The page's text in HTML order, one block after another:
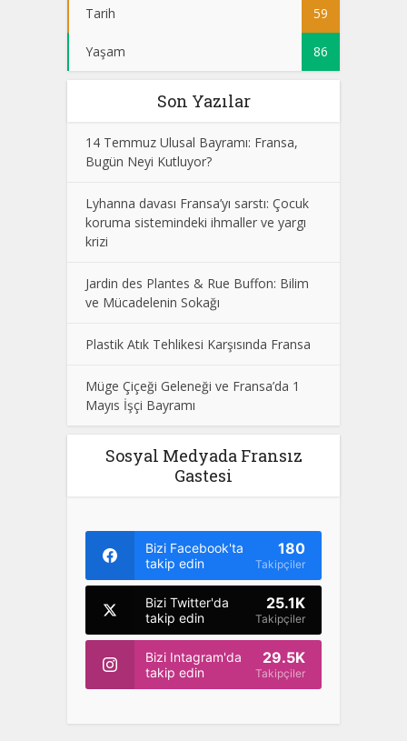
Tarih 59
Yaşam 86
Son Yazılar
14 Temmuz Ulusal Bayramı: Fransa,
Bugün Neyi Kutluyor?
Lyhanna davası Fransa’yı sarstı: Çocuk
koruma sistemindeki ihmaller ve yargı
krizi
Jardin des Plantes & Rue Buffon: Bilim
ve Mücadelenin Sokağı
Plastik Atık Tehlikesi Karşısında Fransa
Müge Çiçeği Geleneği ve Fransa’da 1
Mayıs İşçi Bayramı
Sosyal Medyada Fransız
Gastesi
Bizi Facebook'ta
takip edin
180
Takipçiler
Bizi Twitter'da
takip edin
25.1K
Takipçiler
Bizi Intagram'da
takip edin
29.5K
Takipçiler